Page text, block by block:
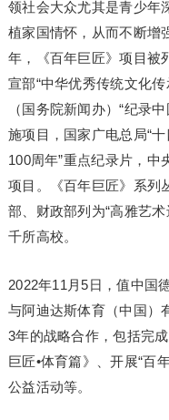
领社会大众尤其是青少年
植家国情怀，从而不断增
年，《百年巨匠》项目被
宣部“中华优秀传统文化
（国务院新闻办）“纪录
施项目，国家广电总局“
100周年”重点纪录片，
项目。《百年巨匠》系列
部、财政部列为“高雅艺
千所高校。
2022年11月5日，值中国
与阿迪达斯体育（中国）
3年的战略合作，包括完
巨匠•体育篇》、开展“百
公益活动等。